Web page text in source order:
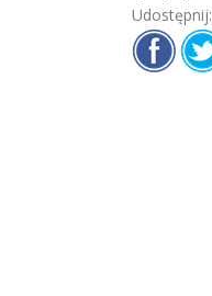
Udostępnij: